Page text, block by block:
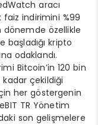
aracı
faiz indirimini %99
dönemde özellikle
kripto
odaklandı.
Bitcoin’in 120 bin
çekildiği
her göstergenin
TR Yönetim
son gelişmelere